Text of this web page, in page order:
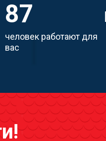
87
человек работают для
вас